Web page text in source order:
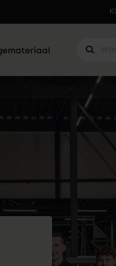
uitkomt